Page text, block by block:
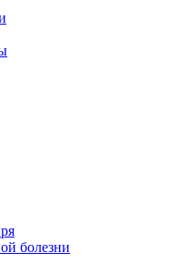
болезни